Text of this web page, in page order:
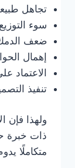
تجاهل
سوء
ضعف الدمك
إهمال
الاعتماد
تنفيذ
ولهذا فإن
ذات خبرة
متكاملًا